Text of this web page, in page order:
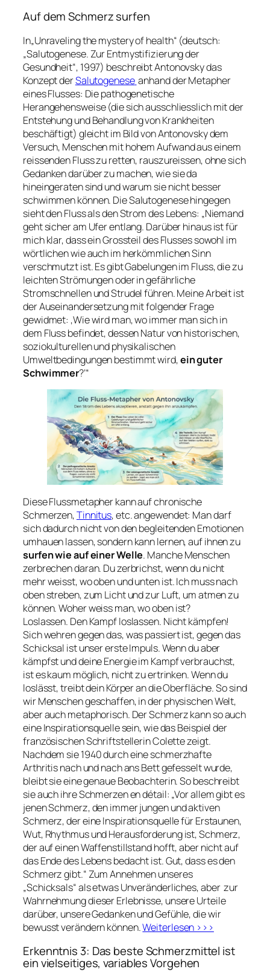
Auf dem Schmerz surfen
In„Unraveling the mystery of health“ (deutsch:
„Salutogenese. Zur Entmystifizierung der
Gesundheit“, 1997) beschreibt Antonovsky das
Konzept derSalutogenese anhand der Metapher
eines Flusses: Die pathogenetische
Herangehensweise (die sich ausschliesslich mit der
Entstehung und Behandlung von Krankheiten
beschäftigt) gleicht im Bild von Antonovsky dem
Versuch, Menschen mit hohem Aufwand aus einem
reissenden Fluss zu retten, rauszureissen, ohne sich
Gedanken darüber zu machen, wie sie da
hineingeraten sind und warum sie nicht besser
schwimmen können. Die Salutogenese hingegen
sieht den Fluss als den Strom des Lebens: „Niemand
geht sicher am Ufer entlang. Darüber hinaus ist für
mich klar, dass ein Grossteil des Flusses sowohl im
wörtlichen wie auch im herkömmlichen Sinn
verschmutzt ist. Es gibt Gabelungen im Fluss, die zu
leichten Strömungen oder in gefährliche
Stromschnellen und Strudel führen. Meine Arbeit ist
der Auseinandersetzung mit folgender Frage
gewidmet: ‚Wie wird man, wo immer man sich in
dem Fluss befindet, dessen Natur von historischen,
soziokulturellen und physikalischen
Umweltbedingungen bestimmt wird,ein guter
Schwimmer?’“
Diese Flussmetapher kann auf chronische
Schmerzen,Tinnitus, etc. angewendet: Man darf
sich dadurch nicht von den begleitenden Emotionen
umhauen lassen, sondern kann lernen, auf ihnen zu
surfen wie auf einer Welle. Manche Menschen
zerbrechen daran. Du zerbrichst, wenn du nicht
mehr weisst, wo oben und unten ist. Ich muss nach
oben streben, zum Licht und zur Luft, um atmen zu
können. Woher weiss man, wo oben ist?
Loslassen. Den Kampf loslassen. Nicht kämpfen!
Sich wehren gegen das, was passiert ist, gegen das
Schicksal ist unser erste Impuls. Wenn du aber
kämpfst und deine Energie im Kampf verbrauchst,
ist es kaum möglich, nicht zu ertrinken. Wenn du
loslässt, treibt dein Körper an die Oberfläche. So sind
wir Menschen geschaffen, in der physischen Welt,
aber auch metaphorisch. Der Schmerz kann so auch
eine Inspirationsquelle sein, wie das Beispiel der
französischen Schriftstellerin Colette zeigt.
Nachdem sie 1940 durch eine schmerzhafte
Arthritis nach und nach ans Bett gefesselt wurde,
bleibt sie eine genaue Beobachterin. So beschreibt
sie auch ihre Schmerzen en détail: „Vor allem gibt es
jenen Schmerz, den immer jungen und aktiven
Schmerz, der eine Inspirationsquelle für Erstaunen,
Wut, Rhythmus und Herausforderung ist, Schmerz,
der auf einen Waffenstillstand hofft, aber nicht auf
das Ende des Lebens bedacht ist. Gut, dass es den
Schmerz gibt.“ Zum Annehmen unseres
„Schicksals“ als etwas Unveränderliches, aber zur
Wahrnehmung dieser Erlebnisse, unsere Urteile
darüber, unsere Gedanken und Gefühle, die wir
bewusst verändern können.Weiterlesen >>>
Erkenntnis 3: Das beste Schmerzmittel ist
ein vielseitiges, variables Vorgehen